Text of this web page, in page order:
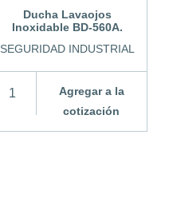
Ducha Lavaojos
Inoxidable BD-560A.
SEGURIDAD INDUSTRIAL
Agregar a la
cotización